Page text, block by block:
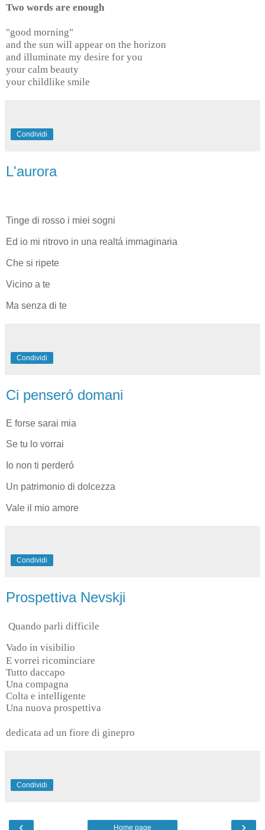
Two words are enough
"good morning"
and the sun will appear on the horizon
and illuminate my desire for you
your calm beauty
your childlike smile
Condividi
L'aurora
Tinge di rosso i miei sogni
Ed io mi ritrovo in una realtá immaginaria
Che si ripete
Vicino a te
Ma senza di te
Condividi
Ci penseró domani
E forse sarai mia
Se tu lo vorrai
Io non ti perderó
Un patrimonio di dolcezza
Vale il mio amore
Condividi
Prospettiva Nevskji
Quando parli difficile
Vado in visibilio
E vorrei ricominciare
Tutto daccapo
Una compagna
Colta e intelligente
Una nuova prospettiva
dedicata ad un fiore di ginepro
Condividi
Home page